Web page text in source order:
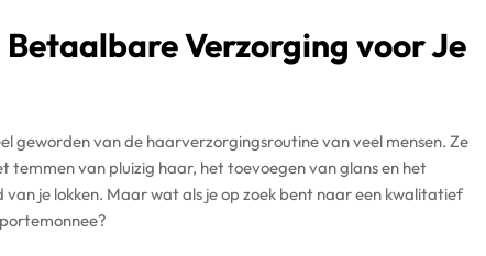
Verzorging voor Je
geworden van de haarverzorgingsroutine van veel mensen. Ze
temmen van pluizig haar, het toevoegen van glans en het
je lokken. Maar wat als je op zoek bent naar een kwalitatief